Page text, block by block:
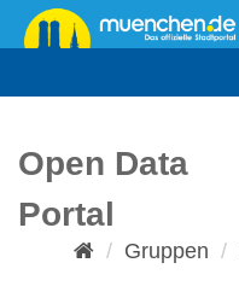
Überspringen
zum
Open Data
Portal
Gruppen